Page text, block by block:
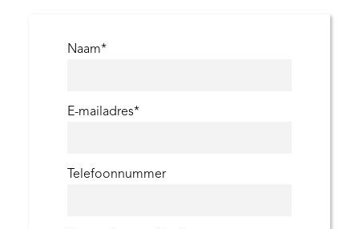
Naam*
E-mailadres*
Telefoonnummer